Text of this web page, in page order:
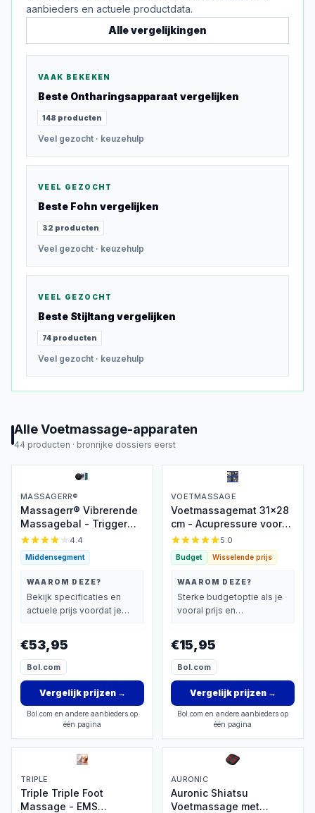
aanbieders en actuele productdata.
Alle vergelijkingen
VAAK BEKEKEN
Beste Ontharingsapparaat vergelijken
148 producten
Veel gezocht · keuzehulp
VEEL GEZOCHT
Beste Fohn vergelijken
32 producten
Veel gezocht · keuzehulp
VEEL GEZOCHT
Beste Stijltang vergelijken
74 producten
Veel gezocht · keuzehulp
AlleVoetmassage-apparaten
44 producten · bronrijke dossiers eerst
MASSAGERR®
Massagerr® Vibrerende
Massagebal - Trigger
Bal - 4 Tril Niveaus -
Massage Bal - Moderne
Lacrosse bal -
Voetmassage - Massage
Schouders, Fullbody
4.4
Middensegment
WAAROM DEZE?
Bekijk specificaties en
actuele prijs voordat je
€53,95
Bol.com
Vergelijk prijzen→
Bol.com en andere aanbieders op
één pagina
VOETMASSAGE
Voetmassagemat 31x28
cm - Acupressure voor
bloedsomloop
5.0
Budget Wisselende prijs
WAAROM DEZE?
Sterke budgetoptie als je
vooral prijs en
€15,95
Bol.com
Vergelijk prijzen→
Bol.com en andere aanbieders op
één pagina
TRIPLE
Triple Triple Foot
Massage - EMS
AURONIC
Auronic Shiatsu
Voetmassage met